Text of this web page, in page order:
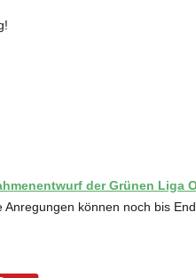
der Grünen Liga
Anregungen können noch bis